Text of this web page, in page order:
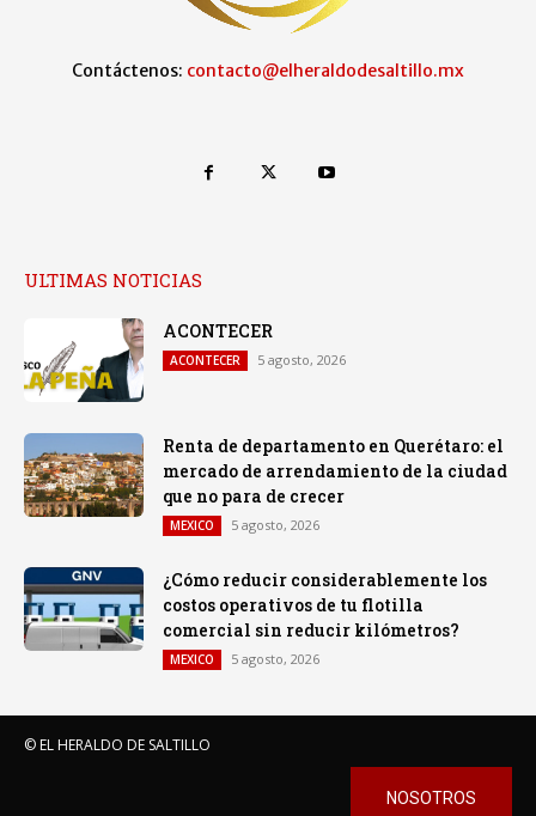
Contáctenos: contacto@elheraldodesaltillo.mx
ULTIMAS NOTICIAS
ACONTECER
ACONTECER 5 agosto, 2026
Renta de departamento en Querétaro: el
mercado de arrendamiento de la ciudad
que no para de crecer
MEXICO 5 agosto, 2026
¿Cómo reducir considerablemente los
costos operativos de tu flotilla
comercial sin reducir kilómetros?
MEXICO 5 agosto, 2026
© EL HERALDO DE SALTILLO
NOSOTROS